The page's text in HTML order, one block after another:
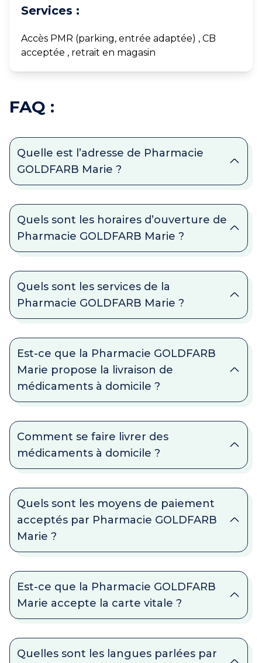
Services :
Accès PMR (parking, entrée adaptée) , CB
acceptée , retrait en magasin
FAQ :
Quelle est l’adresse de Pharmacie
GOLDFARB Marie ?
Quels sont les horaires d’ouverture de
Pharmacie GOLDFARB Marie ?
Quels sont les services de la
Pharmacie GOLDFARB Marie ?
Est-ce que la Pharmacie GOLDFARB
Marie propose la livraison de
médicaments à domicile ?
Comment se faire livrer des
médicaments à domicile ?
Quels sont les moyens de paiement
acceptés par Pharmacie GOLDFARB
Marie ?
Est-ce que la Pharmacie GOLDFARB
Marie accepte la carte vitale ?
Quelles sont les langues parlées par